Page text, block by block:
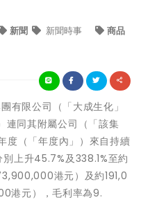
新聞 新聞時事 商品
限公司（「大成生化」
同其附屬公司（「該集
度（「年度內」）來自持續
上升45.7%及338.1%至約
港元）及約191,0
港元），毛利率為9.